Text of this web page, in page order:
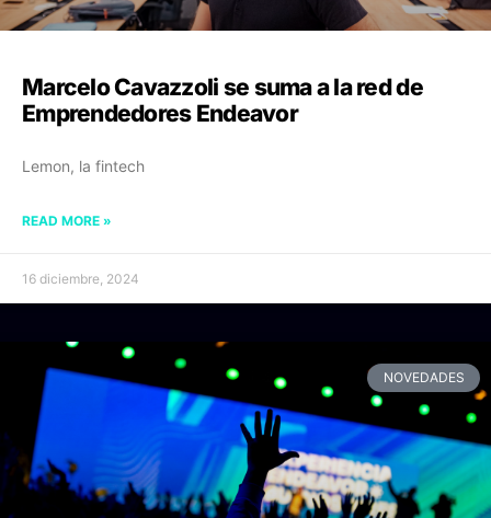
Marcelo Cavazzoli se suma a la red de
Emprendedores Endeavor
Lemon, la fintech
READ MORE »
16 diciembre, 2024
NOVEDADES